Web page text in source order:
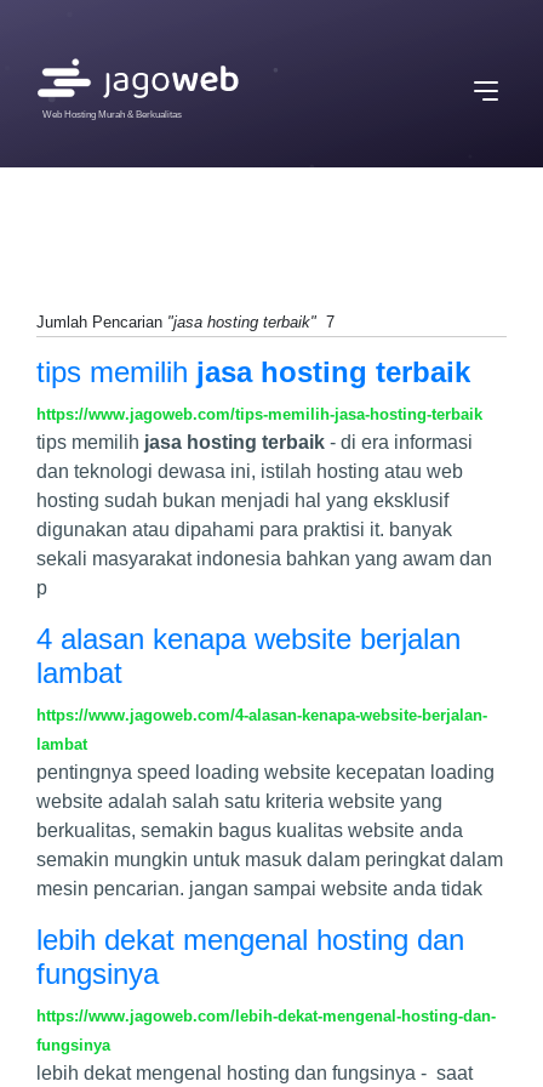
Web Hosting Murah & Berkualitas
Jumlah Pencarian "jasa hosting terbaik" 7
tips memilih jasa hosting terbaik
https://www.jagoweb.com/tips-memilih-jasa-hosting-terbaik
tips memilih jasa hosting terbaik - di era informasi
dan teknologi dewasa ini, istilah hosting atau web
hosting sudah bukan menjadi hal yang eksklusif
digunakan atau dipahami para praktisi it. banyak
sekali masyarakat indonesia bahkan yang awam dan
p
4 alasan kenapa website berjalan
lambat
https://www.jagoweb.com/4-alasan-kenapa-website-berjalan-
lambat
pentingnya speed loading website kecepatan loading
website adalah salah satu kriteria website yang
berkualitas, semakin bagus kualitas website anda
semakin mungkin untuk masuk dalam peringkat dalam
mesin pencarian. jangan sampai website anda tidak
lebih dekat mengenal hosting dan
fungsinya
https://www.jagoweb.com/lebih-dekat-mengenal-hosting-dan-
fungsinya
lebih dekat mengenal hosting dan fungsinya - saat